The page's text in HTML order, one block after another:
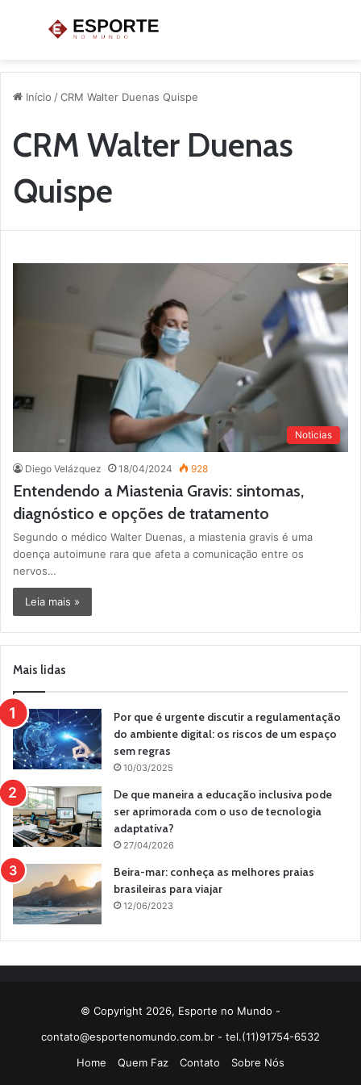
Menu
Início /CRM Walter Duenas Quispe
CRM Walter Duenas
Quispe
Noticias
Diego Velázquez 18/04/2024 928
Entendendo a Miastenia Gravis: sintomas,
diagnóstico e opções de tratamento
Segundo o médico Walter Duenas, a miastenia gravis é uma
doença autoimune rara que afeta a comunicação entre os
nervos…
Leia mais »
Mais lidas
Por que é urgente discutir a regulamentação
do ambiente digital: os riscos de um espaço
sem regras
10/03/2025
De que maneira a educação inclusiva pode
ser aprimorada com o uso de tecnologia
adaptativa?
27/04/2026
Beira-mar: conheça as melhores praias
brasileiras para viajar
12/06/2023
© Copyright 2026, Esporte no Mundo -
contato@esportenomundo.com.br - tel.(11)91754-6532
Home
Quem Faz Contato Sobre Nós